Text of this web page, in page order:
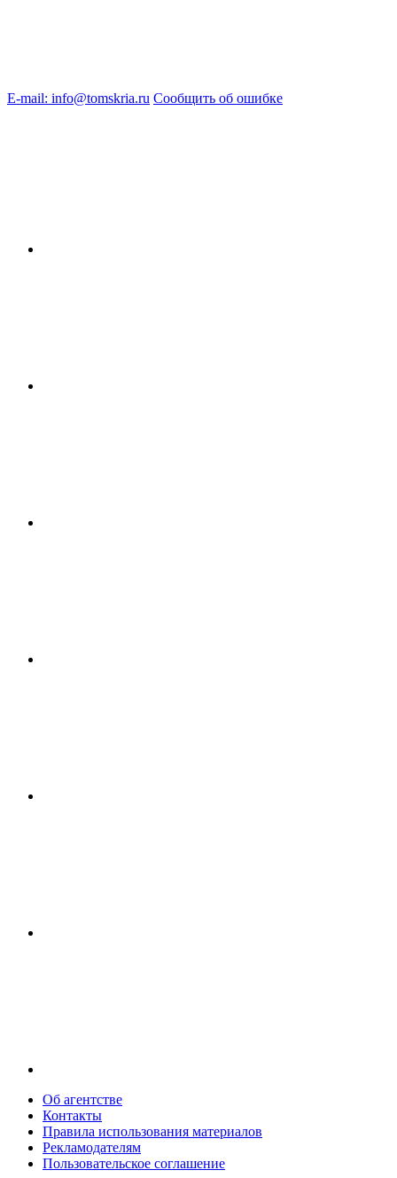
E-mail: info@tomskria.ru Сообщить об ошибке
Об агентстве
Контакты
Правила использования материалов
Рекламодателям
Пользовательское соглашение